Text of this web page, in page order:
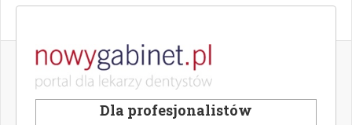
Dla profesjonalistów